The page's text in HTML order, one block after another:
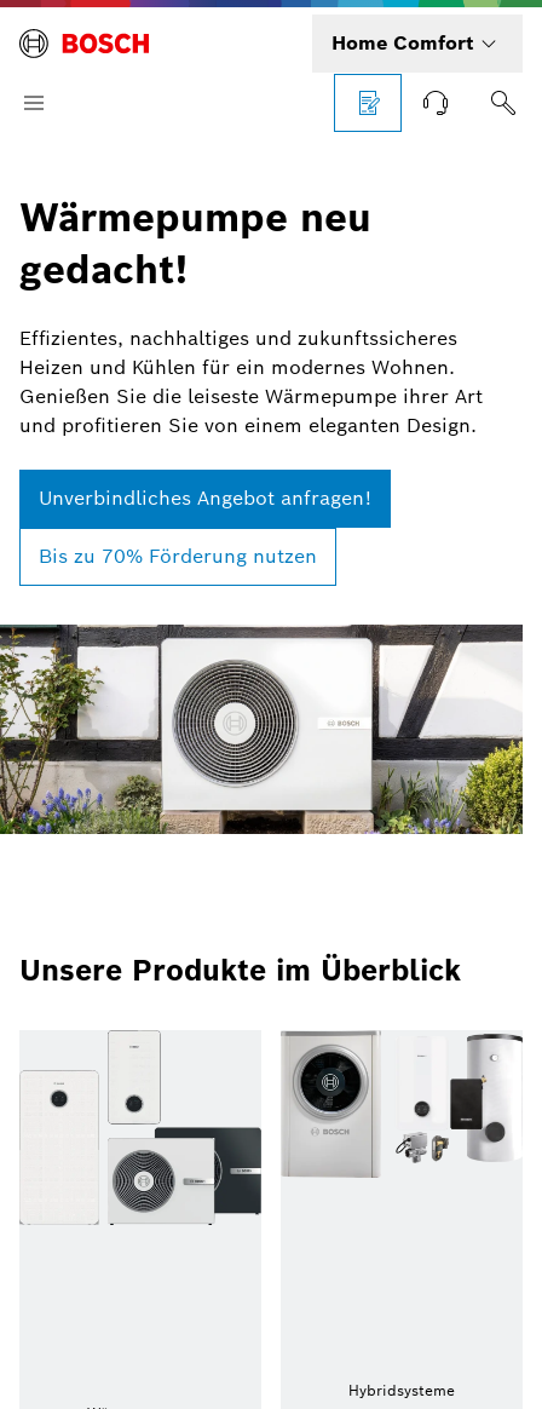
Home Comfort
Wärmepumpe neu
gedacht!
Effizientes, nachhaltiges und zukunftssicheres
Heizen und Kühlen für ein modernes Wohnen.
Genießen Sie die leiseste Wärmepumpe ihrer Art
und profitieren Sie von einem eleganten Design.
Unverbindliches Angebot anfragen!
Bis zu 70% Förderung nutzen
Unsere Produkte im Überblick
Hybridsysteme